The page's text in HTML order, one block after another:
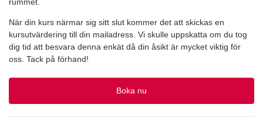
När din kurs närmar sig sitt slut kommer det att skickas en
kursutvärdering till din mailadress. Vi skulle uppskatta om du tog
dig tid att besvara denna enkät då din åsikt är mycket viktig för
oss. Tack på förhand!
Boka nu